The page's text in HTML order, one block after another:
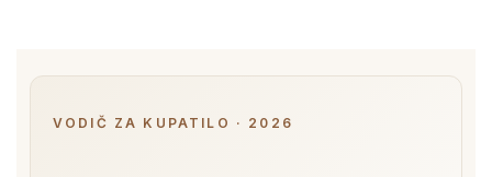
VODIČ ZA KUPATILO · 2026